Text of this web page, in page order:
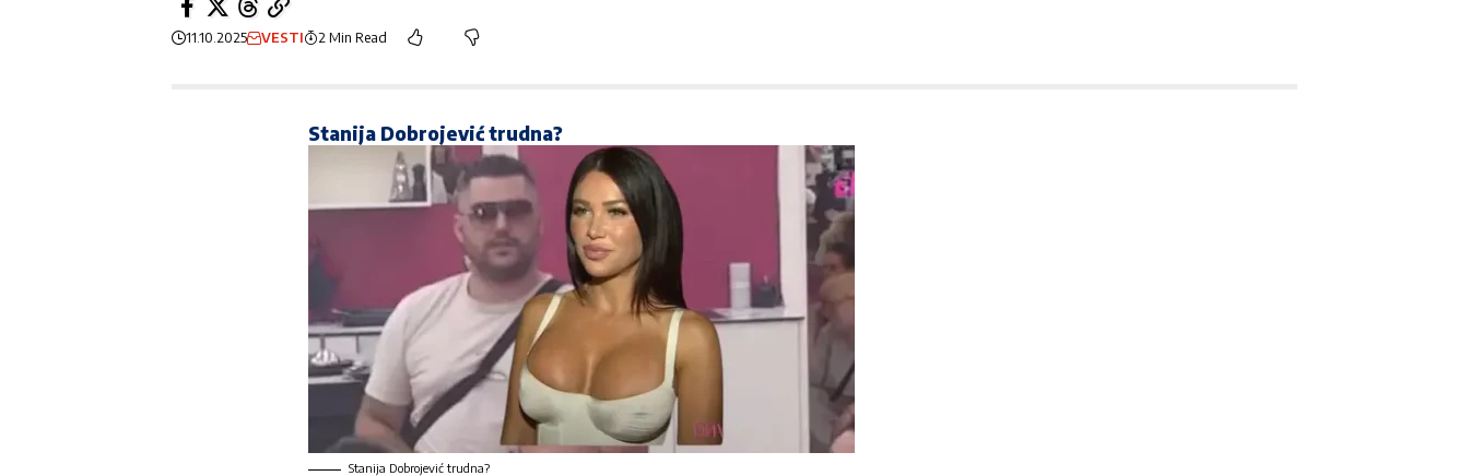
11.10.2025 VESTI 2 Min Read
Stanija Dobrojević trudna?
Stanija Dobrojević trudna?